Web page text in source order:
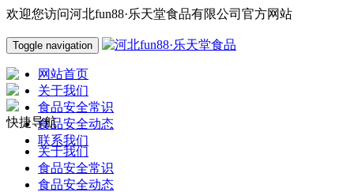
欢迎您访问河北fun88·乐天堂食品有限公司官方网站
Toggle navigation
网站首页
关于我们
食品安全常识
食品安全动态
联系我们
快捷导航
关于我们
食品安全常识
食品安全动态